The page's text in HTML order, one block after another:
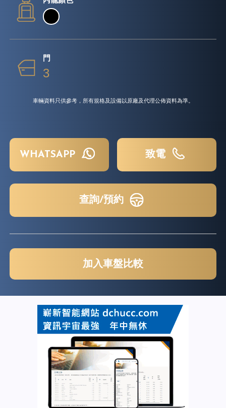
門
3
車輛資料只供參考，所有規格及設備以原廠及代理公佈資料為準。
WHATSAPP 致電
查詢/預約
加入車盤比較